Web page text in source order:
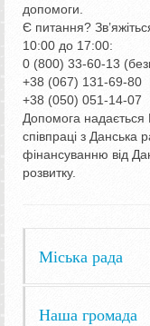
допомоги.
Є питання?
10:00 до 17:00:
0 (800) 33-60-13
+38 (067) 131-69-80
+38 (050) 051-14-07
Допомога надається
співпраці з Данська
фінансуванню від
розвитку.
Міська рада
Наша громада